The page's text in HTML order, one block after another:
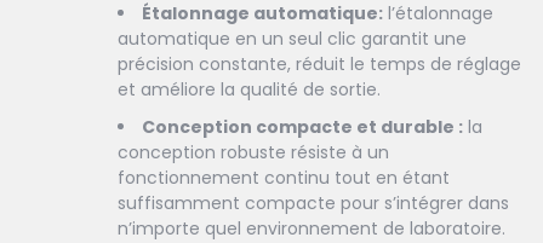
Étalonnage automatique: l’étalonnage
automatique en un seul clic garantit une
précision constante, réduit le temps de réglage
et améliore la qualité de sortie.
Conception compacte et durable : la
conception robuste résiste à un
fonctionnement continu tout en étant
suffisamment compacte pour s’intégrer dans
n’importe quel environnement de laboratoire.